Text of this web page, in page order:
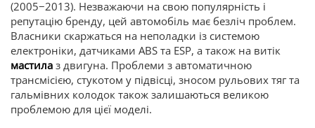
(2005−2013). Незважаючи на свою популярність і
репутацію бренду, цей автомобіль має безліч проблем.
Власники скаржаться на неполадки із системою
електроніки, датчиками ABS та ESP, а також на витік
мастилаз двигуна. Проблеми з автоматичною
трансмісією, стукотом у підвісці, зносом рульових тяг та
гальмівних колодок також залишаються великою
проблемою для цієї моделі.